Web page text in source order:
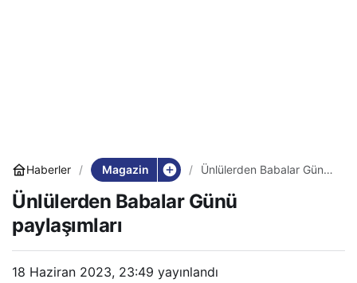
Haberler Magazin
Ünlülerden Babalar Günü
Ünlülerden Babalar Günü
paylaşımları
18 Haziran 2023, 23:49 yayınlandı